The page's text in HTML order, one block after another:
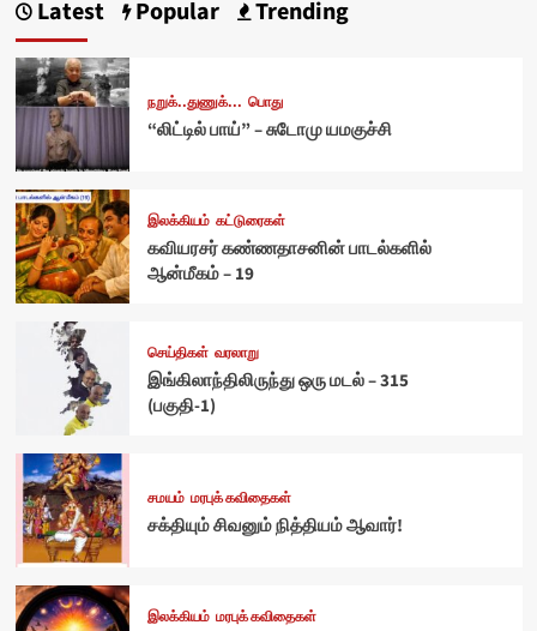
Latest Popular Trending
நறுக்..துணுக்... பொது
“லிட்டில் பாய்” – சுடோமு யமகுச்சி
இலக்கியம் கட்டுரைகள்
கவியரசர் கண்ணதாசனின் பாடல்களில்
ஆன்மீகம் – 19
செய்திகள் வரலாறு
இங்கிலாந்திலிருந்து ஒரு மடல் – 315
(பகுதி-1)
சமயம் மரபுக் கவிதைகள்
சக்தியும் சிவனும் நித்தியம் ஆவார்!
இலக்கியம் மரபுக் கவிதைகள்